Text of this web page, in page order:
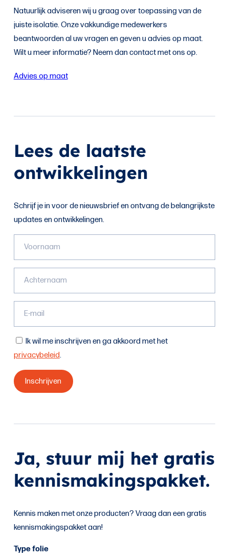
Natuurlijk adviseren wij u graag over toepassing van de
juiste isolatie. Onze vakkundige medewerkers
beantwoorden al uw vragen en geven u advies op maat.
Wilt u meer informatie? Neem dan contact met ons op.
Advies op maat
Lees de laatste
ontwikkelingen
Schrijf je in voor de nieuwsbrief en ontvang de belangrijkste
updates en ontwikkelingen.
Ik wil me inschrijven en ga akkoord met het
privacybeleid.
Ja, stuur mij het gratis
kennismakingspakket.
Kennis maken met onze producten? Vraag dan een gratis
kennismakingspakket aan!
Type folie